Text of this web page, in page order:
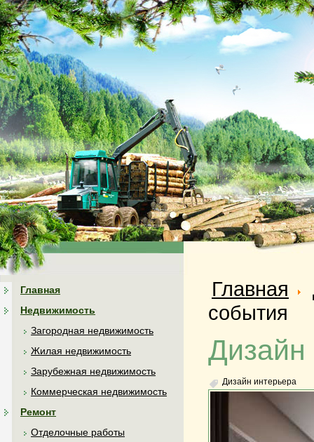
Главная
Недвижимость
Загородная недвижимость
Жилая недвижимость
Зарубежная недвижимость
Коммерческая недвижимость
Ремонт
Отделочные работы
Главная
события
Дизайн
Дизайн интерьера